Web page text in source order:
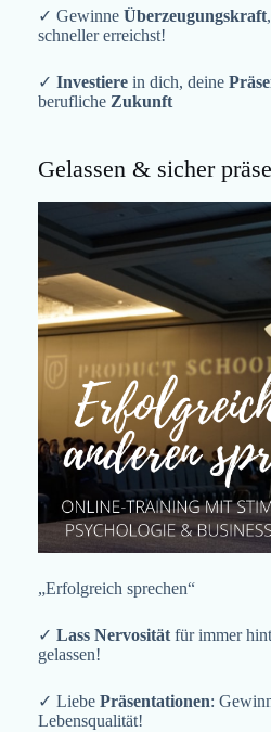
✓ Gewinne Überzeugungskraft
schneller erreichst!
✓ Investiere in dich, deine
berufliche Zukunft
Gelassen & sicher
„Erfolgreich sprechen“
✓ Lass Nervosität für immer
gelassen!
✓ Liebe Präsentationen:
Lebensqualität!